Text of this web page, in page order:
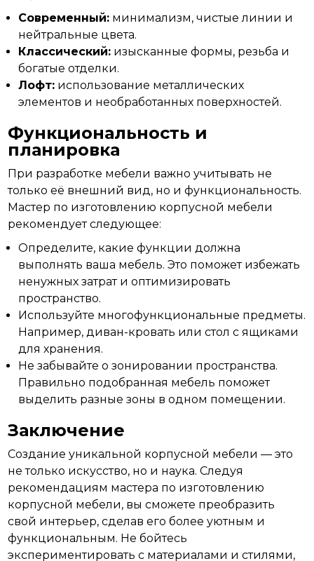
Современный: минимализм, чистые линии и
нейтральные цвета.
Классический: изысканные формы, резьба и
богатые отделки.
Лофт: использование металлических
элементов и необработанных поверхностей.
Функциональность и
планировка
При разработке мебели важно учитывать не
только её внешний вид, но и функциональность.
Мастер по изготовлению корпусной мебели
рекомендует следующее:
Определите, какие функции должна
выполнять ваша мебель. Это поможет избежать
ненужных затрат и оптимизировать
пространство.
Используйте многофункциональные предметы.
Например, диван-кровать или стол с ящиками
для хранения.
Не забывайте о зонировании пространства.
Правильно подобранная мебель поможет
выделить разные зоны в одном помещении.
Заключение
Создание уникальной корпусной мебели — это
не только искусство, но и наука. Следуя
рекомендациям мастера по изготовлению
корпусной мебели, вы сможете преобразить
свой интерьер, сделав его более уютным и
функциональным. Не бойтесь
экспериментировать с материалами и стилями,